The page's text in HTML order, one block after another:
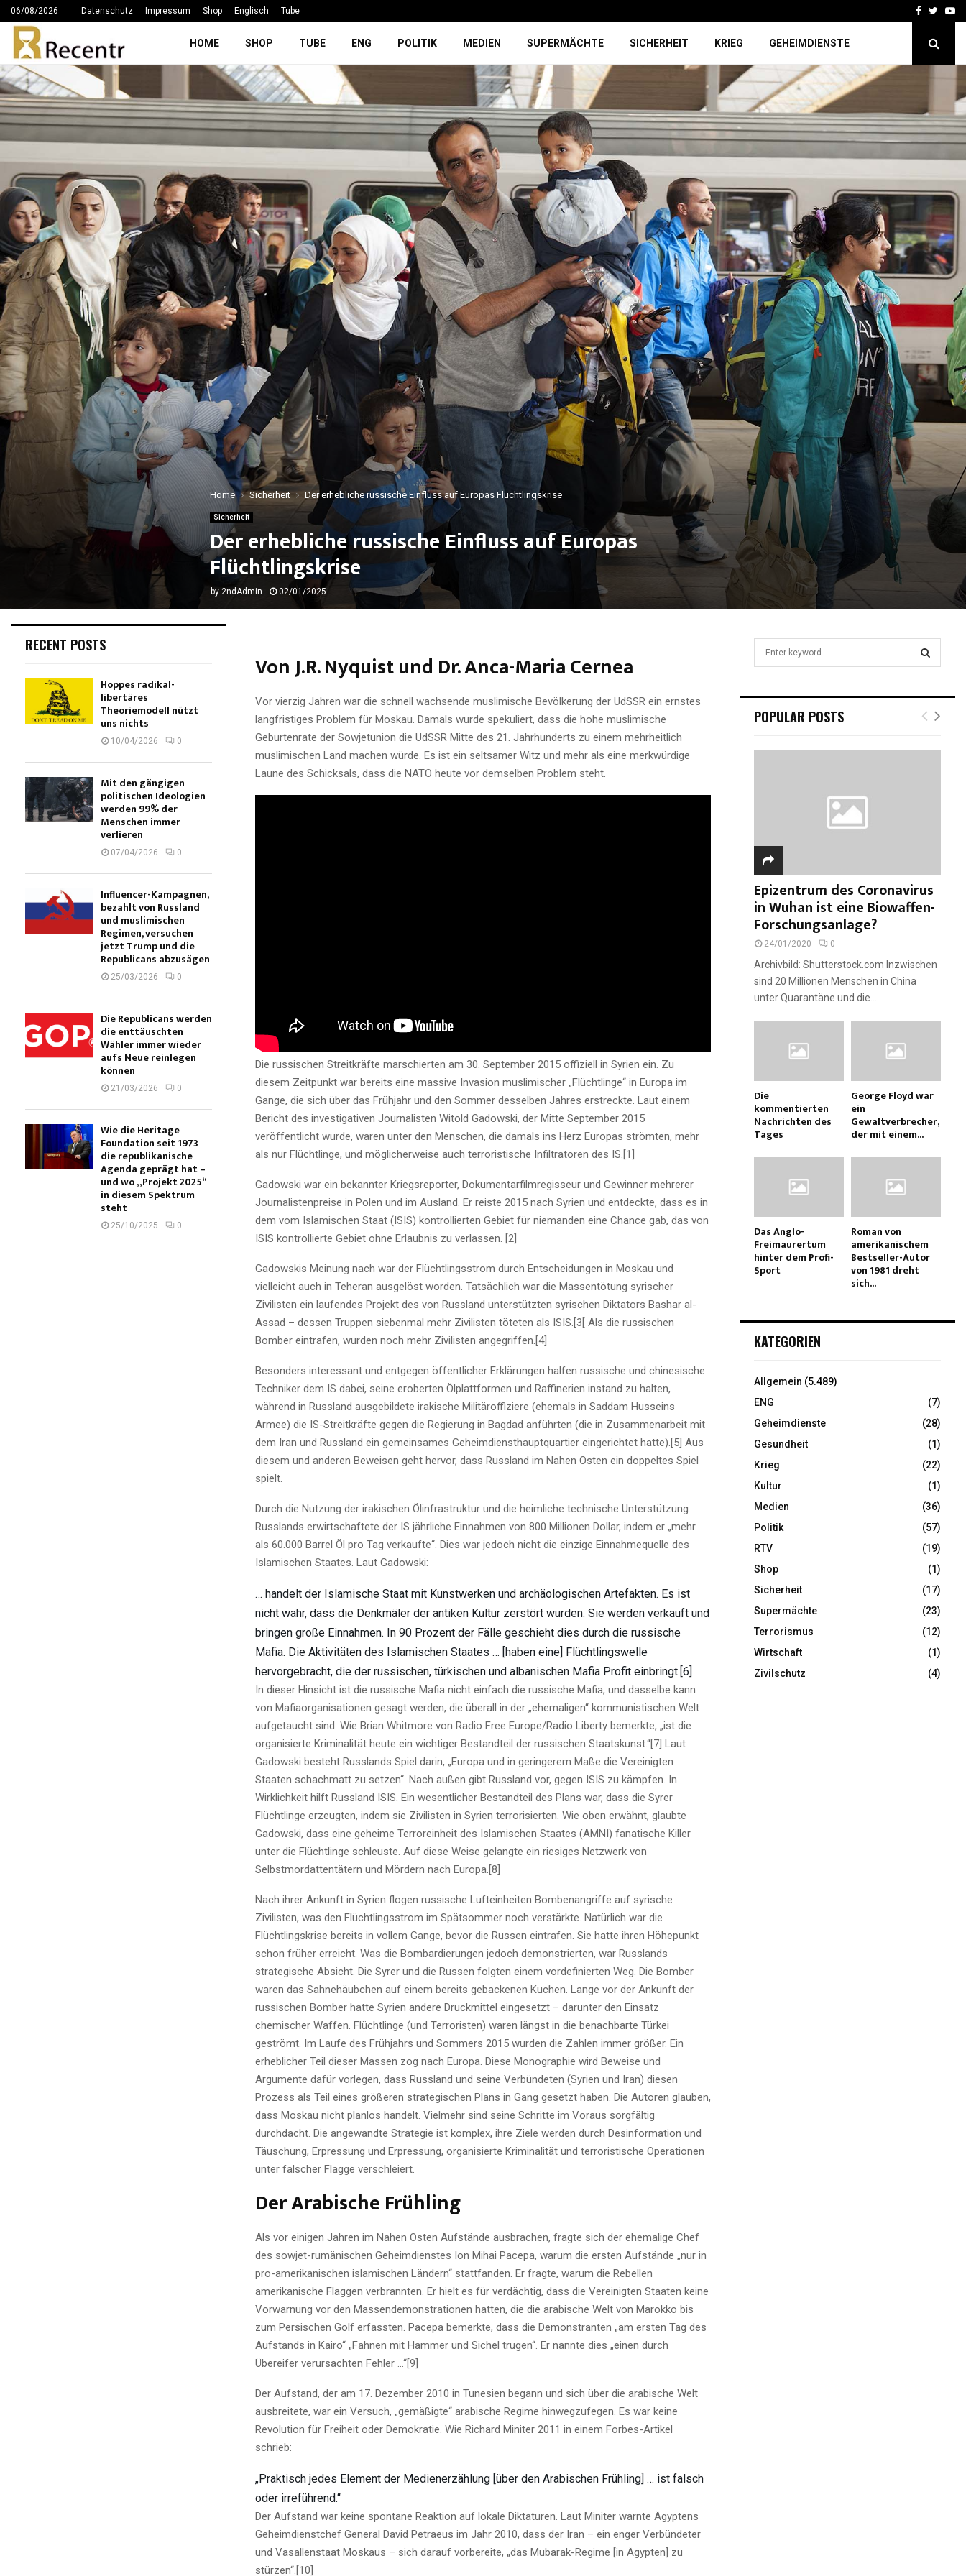
06/08/2026 Datenschutz Impressum Shop Englisch Tube Facebook
HOME SHOP TUBE ENG POLITIK MEDIEN SUPERMÄCHTE SICHERHEIT KRIEG GEHEIMDIENSTE
Home Sicherheit Der erhebliche russische Einfluss auf Europas Flüchtlingskrise
Sicherheit
Der erhebliche russische Einfluss auf Europas
Flüchtlingskrise
by 2ndAdmin 02/01/2025
Von J.R. Nyquist und Dr. Anca-Maria Cernea
Vor vierzig Jahren war die schnell wachsende muslimische Bevölkerung der UdSSR ein ernstes
langfristiges Problem für Moskau. Damals wurde spekuliert, dass die hohe muslimische
Geburtenrate der Sowjetunion die UdSSR Mitte des 21. Jahrhunderts zu einem mehrheitlich
muslimischen Land machen würde. Es ist ein seltsamer Witz und mehr als eine merkwürdige
Laune des Schicksals, dass die NATO heute vor demselben Problem steht.
Die russischen Streitkräfte marschierten am 30. September 2015 offiziell in Syrien ein. Zu
diesem Zeitpunkt war bereits eine massive Invasion muslimischer „Flüchtlinge“ in Europa im
Gange, die sich über das Frühjahr und den Sommer desselben Jahres erstreckte. Laut einem
Bericht des investigativen Journalisten Witold Gadowski, der Mitte September 2015
veröffentlicht wurde, waren unter den Menschen, die damals ins Herz Europas strömten, mehr
als nur Flüchtlinge, und möglicherweise auch terroristische Infiltratoren des IS.[1]
Gadowski war ein bekannter Kriegsreporter, Dokumentarfilmregisseur und Gewinner mehrerer
Journalistenpreise in Polen und im Ausland. Er reiste 2015 nach Syrien und entdeckte, dass es in
dem vom Islamischen Staat (ISIS) kontrollierten Gebiet für niemanden eine Chance gab, das von
ISIS kontrollierte Gebiet ohne Erlaubnis zu verlassen. [2]
Gadowskis Meinung nach war der Flüchtlingsstrom durch Entscheidungen in Moskau und
vielleicht auch in Teheran ausgelöst worden. Tatsächlich war die Massentötung syrischer
Zivilisten ein laufendes Projekt des von Russland unterstützten syrischen Diktators Bashar al-
Assad – dessen Truppen siebenmal mehr Zivilisten töteten als ISIS.[3[ Als die russischen
Bomber eintrafen, wurden noch mehr Zivilisten angegriffen.[4]
Besonders interessant und entgegen öffentlicher Erklärungen halfen russische und chinesische
Techniker dem IS dabei, seine eroberten Ölplattformen und Raffinerien instand zu halten,
während in Russland ausgebildete irakische Militäroffiziere (ehemals in Saddam Husseins
Armee) die IS-Streitkräfte gegen die Regierung in Bagdad anführten (die in Zusammenarbeit mit
dem Iran und Russland ein gemeinsames Geheimdiensthauptquartier eingerichtet hatte).[5] Aus
diesem und anderen Beweisen geht hervor, dass Russland im Nahen Osten ein doppeltes Spiel
spielt.
Durch die Nutzung der irakischen Ölinfrastruktur und die heimliche technische Unterstützung
Russlands erwirtschaftete der IS jährliche Einnahmen von 800 Millionen Dollar, indem er „mehr
als 60.000 Barrel Öl pro Tag verkaufte“. Dies war jedoch nicht die einzige Einnahmequelle des
Islamischen Staates. Laut Gadowski:
… handelt der Islamische Staat mit Kunstwerken und archäologischen Artefakten. Es ist
nicht wahr, dass die Denkmäler der antiken Kultur zerstört wurden. Sie werden verkauft und
bringen große Einnahmen. In 90 Prozent der Fälle geschieht dies durch die russische
Mafia. Die Aktivitäten des Islamischen Staates … [haben eine] Flüchtlingswelle
hervorgebracht, die der russischen, türkischen und albanischen Mafia Profit einbringt.[6]
In dieser Hinsicht ist die russische Mafia nicht einfach die russische Mafia, und dasselbe kann
von Mafiaorganisationen gesagt werden, die überall in der „ehemaligen“ kommunistischen Welt
aufgetaucht sind. Wie Brian Whitmore von Radio Free Europe/Radio Liberty bemerkte, „ist die
organisierte Kriminalität heute ein wichtiger Bestandteil der russischen Staatskunst.“[7] Laut
Gadowski besteht Russlands Spiel darin, „Europa und in geringerem Maße die Vereinigten
Staaten schachmatt zu setzen“. Nach außen gibt Russland vor, gegen ISIS zu kämpfen. In
Wirklichkeit hilft Russland ISIS. Ein wesentlicher Bestandteil des Plans war, dass die Syrer
Flüchtlinge erzeugten, indem sie Zivilisten in Syrien terrorisierten. Wie oben erwähnt, glaubte
Gadowski, dass eine geheime Terroreinheit des Islamischen Staates (AMNI) fanatische Killer
unter die Flüchtlinge schleuste. Auf diese Weise gelangte ein riesiges Netzwerk von
Selbstmordattentätern und Mördern nach Europa.[8]
Nach ihrer Ankunft in Syrien flogen russische Lufteinheiten Bombenangriffe auf syrische
Zivilisten, was den Flüchtlingsstrom im Spätsommer noch verstärkte. Natürlich war die
Flüchtlingskrise bereits in vollem Gange, bevor die Russen eintrafen. Sie hatte ihren Höhepunkt
schon früher erreicht. Was die Bombardierungen jedoch demonstrierten, war Russlands
strategische Absicht. Die Syrer und die Russen folgten einem vordefinierten Weg. Die Bomber
waren das Sahnehäubchen auf einem bereits gebackenen Kuchen. Lange vor der Ankunft der
russischen Bomber hatte Syrien andere Druckmittel eingesetzt – darunter den Einsatz
chemischer Waffen. Flüchtlinge (und Terroristen) waren längst in die benachbarte Türkei
geströmt. Im Laufe des Frühjahrs und Sommers 2015 wurden die Zahlen immer größer. Ein
erheblicher Teil dieser Massen zog nach Europa. Diese Monographie wird Beweise und
Argumente dafür vorlegen, dass Russland und seine Verbündeten (Syrien und Iran) diesen
Prozess als Teil eines größeren strategischen Plans in Gang gesetzt haben. Die Autoren glauben,
dass Moskau nicht planlos handelt. Vielmehr sind seine Schritte im Voraus sorgfältig
durchdacht. Die angewandte Strategie ist komplex, ihre Ziele werden durch Desinformation und
Täuschung, Erpressung und Erpressung, organisierte Kriminalität und terroristische Operationen
unter falscher Flagge verschleiert.
Der Arabische Frühling
Als vor einigen Jahren im Nahen Osten Aufstände ausbrachen, fragte sich der ehemalige Chef
des sowjet-rumänischen Geheimdienstes Ion Mihai Pacepa, warum die ersten Aufstände „nur in
pro-amerikanischen islamischen Ländern“ stattfanden. Er fragte, warum die Rebellen
amerikanische Flaggen verbrannten. Er hielt es für verdächtig, dass die Vereinigten Staaten keine
Vorwarnung vor den Massendemonstrationen hatten, die die arabische Welt von Marokko bis
zum Persischen Golf erfassten. Pacepa bemerkte, dass die Demonstranten „am ersten Tag des
Aufstands in Kairo“ „Fahnen mit Hammer und Sichel trugen“. Er nannte dies „einen durch
Übereifer verursachten Fehler …“[9]
Der Aufstand, der am 17. Dezember 2010 in Tunesien begann und sich über die arabische Welt
ausbreitete, war ein Versuch, „gemäßigte“ arabische Regime hinwegzufegen. Es war keine
Revolution für Freiheit oder Demokratie. Wie Richard Miniter 2011 in einem Forbes-Artikel
schrieb:
„Praktisch jedes Element der Medienerzählung [über den Arabischen Frühling] … ist falsch
oder irreführend.“
Der Aufstand war keine spontane Reaktion auf lokale Diktaturen. Laut Miniter warnte Ägyptens
Geheimdienstchef General David Petraeus im Jahr 2010, dass der Iran – ein enger Verbündeter
und Vasallenstaat Moskaus – sich darauf vorbereite, „das Mubarak-Regime [in Ägypten] zu
stürzen“.[10]
RECENT POSTS
Hoppes radikal-
libertäres
Theoriemodell nützt
uns nichts
10/04/2026 0
Mit den gängigen
politischen Ideologien
werden 99% der
Menschen immer
verlieren
07/04/2026 0
Influencer-Kampagnen,
bezahlt von Russland
und muslimischen
Regimen, versuchen
jetzt Trump und die
Republicans abzusägen
25/03/2026 0
Die Republicans werden
die enttäuschten
Wähler immer wieder
aufs Neue reinlegen
können
21/03/2026 0
Wie die Heritage
Foundation seit 1973
die republikanische
Agenda geprägt hat –
und wo „Projekt 2025“
in diesem Spektrum
steht
25/10/2025 0
h
o
E
POPULAR POSTS
Epizentrum des Coronavirus
in Wuhan ist eine Biowaffen-
Forschungsanlage?
24/01/2020 0
Archivbild: Shutterstock.com Inzwischen
sind 20 Millionen Menschen in China
unter Quarantäne und die...
Die
kommentierten
Nachrichten des
Tages
George Floyd war
ein
Gewaltverbrecher,
der mit einem...
Das Anglo-
Freimaurertum
hinter dem Profi-
Sport
Roman von
amerikanischem
Bestseller-Autor
von 1981 dreht
sich...
KATEGORIEN
Allgemein (5.489)
ENG
(7)
Geheimdienste
(28)
Gesundheit
(1)
Krieg
(22)
Kultur
(1)
Medien
(36)
Politik
(57)
RTV
(19)
Shop
(1)
Sicherheit
(17)
Supermächte
(23)
Terrorismus
(12)
Wirtschaft
(1)
Zivilschutz
(4)